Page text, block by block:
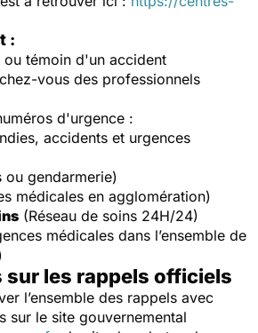
:
témoin d'un accident
vous des professionnels
d'urgence :
accidents et urgences
ou gendarmerie)
médicales en agglomération)
(Réseau de soins 24H/24)
médicales dans l’ensemble de
sur les rappels officiels
l’ensemble des rappels avec
sur le site gouvernemental